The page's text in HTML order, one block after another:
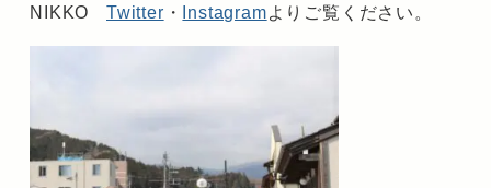
NIKKO Twitter ・ Instagramよりご覧ください。